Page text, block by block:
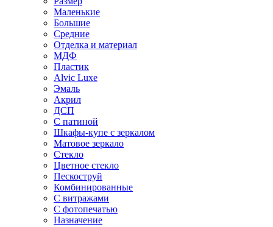
Маленькие
Большие
Средние
Отделка и материал
МДФ
Пластик
Alvic Luxe
Эмаль
Акрил
ДСП
С патиной
Шкафы-купе с зеркалом
Матовое зеркало
Стекло
Цветное стекло
Пескоструй
Комбинированные
С витражами
С фотопечатью
Назначение